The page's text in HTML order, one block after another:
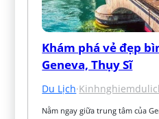
Khám phá vẻ đẹp
Geneva, Thụy Sĩ
Du Lịch·
Nằm ngay giữa trung tâm của